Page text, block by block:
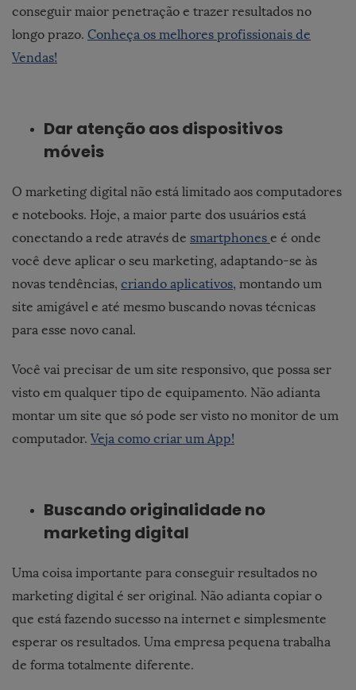
conseguir maior penetração e trazer resultados no
longo prazo. Conheça os melhores profissionais de
Vendas!
Dar atenção aos dispositivos
móveis
O marketing digital não está limitado aos computadores
e notebooks. Hoje, a maior parte dos usuários está
conectando a rede através de smartphones e é onde
você deve aplicar o seu marketing, adaptando-se às
novas tendências, criando aplicativos, montando um
site amigável e até mesmo buscando novas técnicas
para esse novo canal.
Você vai precisar de um site responsivo, que possa ser
visto em qualquer tipo de equipamento. Não adianta
montar um site que só pode ser visto no monitor de um
computador. Veja como criar um App!
Buscando originalidade no
marketing digital
Uma coisa importante para conseguir resultados no
marketing digital é ser original. Não adianta copiar o
que está fazendo sucesso na internet e simplesmente
esperar os resultados. Uma empresa pequena trabalha
de forma totalmente diferente.